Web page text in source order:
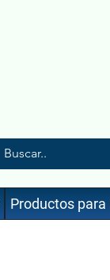
Productos para